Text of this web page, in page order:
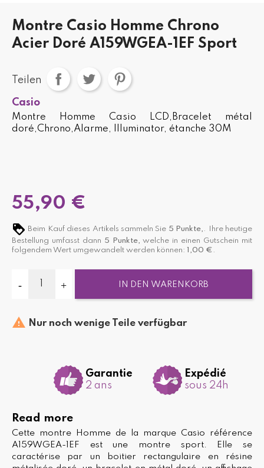
Montre Casio Homme Chrono
Acier Doré A159WGEA-1EF Sport
Teilen
Casio
Montre Homme Casio LCD,Bracelet métal
doré,Chrono,Alarme, Illuminator, étanche 30M
55,90 €
Beim Kauf dieses Artikels sammeln Sie 5 Punkte, . Ihre heutige
Bestellung umfasst dann 5 Punkte, welche in einen Gutschein mit
folgendem Wert umgewandelt werden können: 1,00 € .
IN DEN WARENKORB
 Nur noch wenige Teile verfügbar
Garantie
2 ans
Expédié
sous 24h
Read more
Cette montre Homme de la marque Casio référence
A159WGEA-1EF est une montre sport. Elle se
caractérise par un boitier rectangulaire en résine